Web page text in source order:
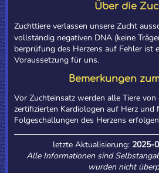
Über die
Zuchttiere verlassen unsere Zucht
vollständig negativen DNA (keine
berprüfung des Herzens auf Fehler ist
Voraussetzung für uns.
Bemerkungen
Vor Zuchteinsatz werden alle Tiere
zertifizierten Kardiologen auf Herz und
Folgeschallungen des Herzens
letzte Aktualisierung: 2025-
Alle Informationen sind
wurden nicht